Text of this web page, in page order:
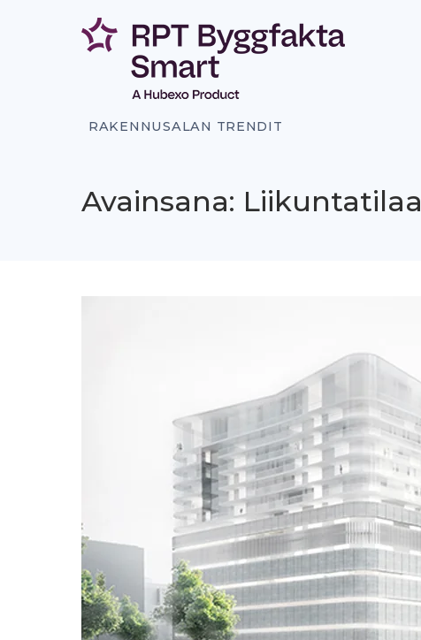
RAKENNUSALAN TRENDIT
Avainsana: Liikuntatilaa